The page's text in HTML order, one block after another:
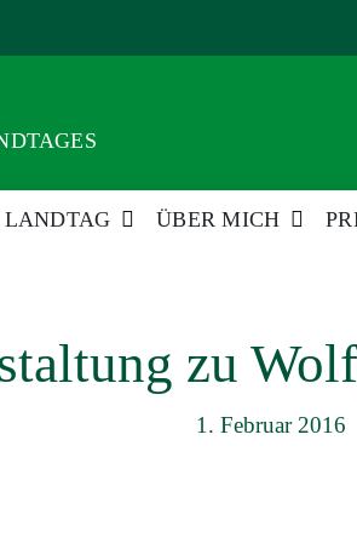
LANDTAG ÜBER MICH
zu
1. Februar 2016